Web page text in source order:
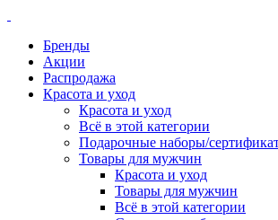
Бренды
Акции
Распродажа
Красота и уход
Красота и уход
Всё в этой категории
Подарочные наборы/
Товары для мужчин
Красота и уход
Товары для мужчин
Всё в этой категории